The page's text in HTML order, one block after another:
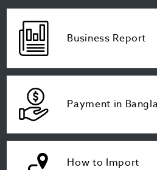
Business Report
Payment in
How to Import